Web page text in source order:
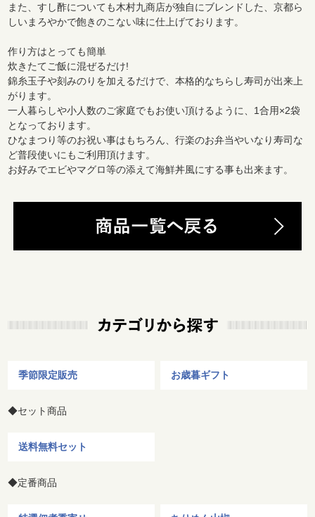
また、すし酢についても木村九商店が独自にブレンドした、京都ら
しいまろやかで飽きのこない味に仕上げております。
作り方はとっても簡単
炊きたてご飯に混ぜるだけ!
錦糸玉子や刻みのりを加えるだけで、本格的なちらし寿司が出来上
がります。
一人暮らしや小人数のご家庭でもお使い頂けるように、1合用×2袋
となっております。
ひなまつり等のお祝い事はもちろん、行楽のお弁当やいなり寿司な
ど普段使いにもご利用頂けます。
お好みでエビやマグロ等の添えて海鮮丼風にする事も出来ます。
季節限定販売 お歳暮ギフト
◆セット商品
送料無料セット
◆定番商品